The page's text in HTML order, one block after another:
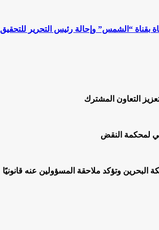
بقناة “الشمس” وإحالة رئيس التحرير للتحقيق
التعاون المشترك
البحرين وتؤكد ملاحقة المسؤولين عنه قانونيًا